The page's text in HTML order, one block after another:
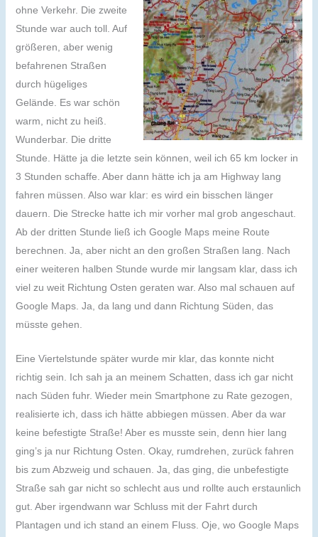
ohne Verkehr. Die zweite
Stunde war auch toll. Auf
größeren, aber wenig
befahrenen Straßen
durch hügeliges
Gelände. Es war schön
warm, nicht zu heiß.
Wunderbar. Die dritte
Stunde. Hätte ja die letzte sein können, weil ich 65 km locker in
3 Stunden schaffe. Aber dann hätte ich ja am Highway lang
fahren müssen. Also war klar: es wird ein bisschen länger
dauern. Die Strecke hatte ich mir vorher mal grob angeschaut.
Ab der dritten Stunde ließ ich Google Maps meine Route
berechnen. Ja, aber nicht an den großen Straßen lang. Nach
einer weiteren halben Stunde wurde mir langsam klar, dass ich
viel zu weit Richtung Osten geraten war. Also mal schauen auf
Google Maps. Ja, da lang und dann Richtung Süden, das
müsste gehen.
Eine Viertelstunde später wurde mir klar, das konnte nicht
richtig sein. Ich sah ja an meinem Schatten, dass ich gar nicht
nach Süden fuhr. Wieder mein Smartphone zu Rate gezogen,
realisierte ich, dass ich hätte abbiegen müssen. Aber da war
keine befestigte Straße! Aber es musste sein, denn hier lang
ging’s ja nur Richtung Osten. Okay, rumdrehen, zurück fahren
bis zum Abzweig und schauen. Ja, das ging, die unbefestigte
Straße sah gar nicht so schlecht aus und rollte auch erstaunlich
gut. Aber irgendwann war Schluss mit der Fahrt durch
Plantagen und ich stand an einem Fluss. Oje, wo Google Maps